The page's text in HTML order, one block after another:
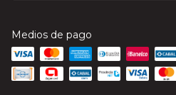
Medios de pago